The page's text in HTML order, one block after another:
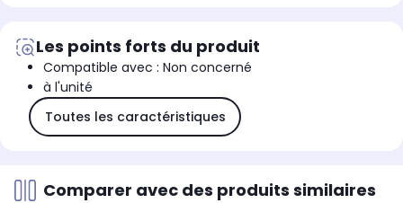
Les points forts du produit
Compatible avec : Non concerné
à l'unité
Toutes les caractéristiques
Comparer avec des produits similaires